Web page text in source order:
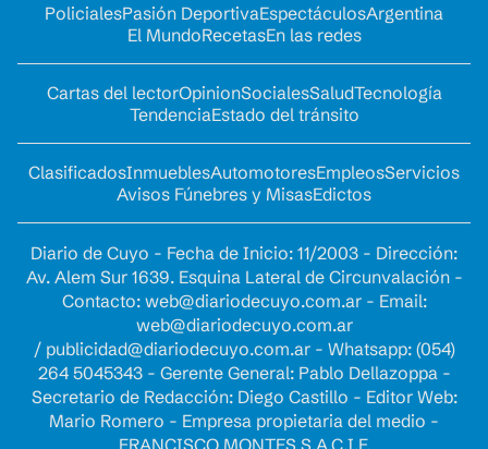
PolicialesPasión DeportivaEspectáculosArgentina
El MundoRecetasEn las redes
Cartas del lectorOpinionSocialesSaludTecnología
TendenciaEstado del tránsito
ClasificadosInmueblesAutomotoresEmpleosServicios
Avisos Fúnebres y MisasEdictos
Diario de Cuyo - Fecha de Inicio: 11/2003 - Dirección:
Av. Alem Sur 1639. Esquina Lateral de Circunvalación -
Contacto: web@diariodecuyo.com.ar- Email:
web@diariodecuyo.com.ar
/ publicidad@diariodecuyo.com.ar- Whatsapp: (054)
264 5045343 - Gerente General: Pablo Dellazoppa -
Secretario de Redacción: Diego Castillo - Editor Web:
Mario Romero - Empresa propietaria del medio -
FRANCISCO MONTES S.A.C.I.F.